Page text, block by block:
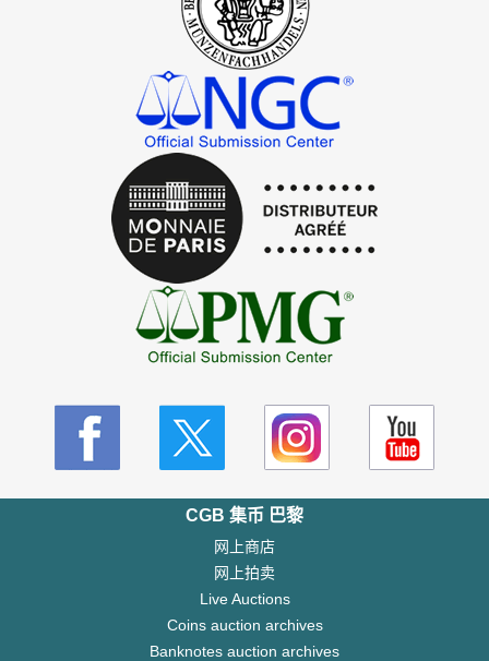
CGB 集币 巴黎
网上商店
网上拍卖
Live Auctions
Coins auction archives
Banknotes auction archives